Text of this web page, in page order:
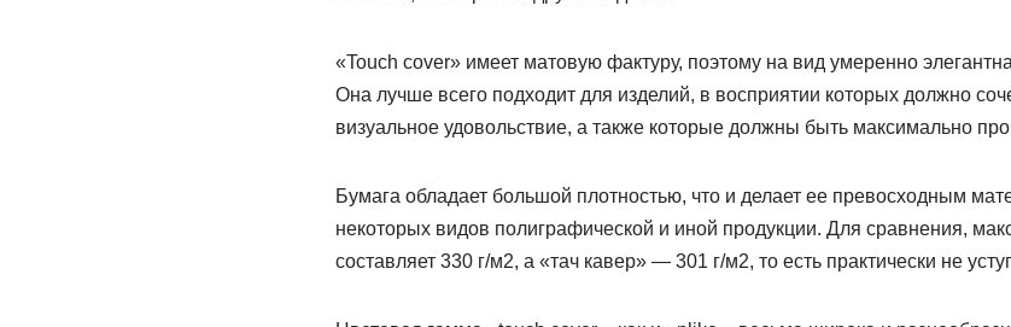
«Touch cover» имеет матовую фактуру, поэтому на вид умеренно
Она лучше всего подходит для изделий, в восприятии которых должно
визуальное удовольствие, а также которые должны быть максимально
Бумага обладает большой плотностью, что и делает ее превосходным
некоторых видов полиграфической и иной продукции. Для сравнения,
составляет 330 г/м2, а «тач кавер» — 301 г/м2, то есть практически не